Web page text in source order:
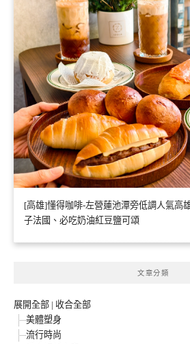
[高雄]懂得咖啡-左營蓮池潭旁低調人氣高
子法國、必吃奶油紅豆鹽可頌
文章分類
展開全部 | 收合全部
美體塑身
流行時尚